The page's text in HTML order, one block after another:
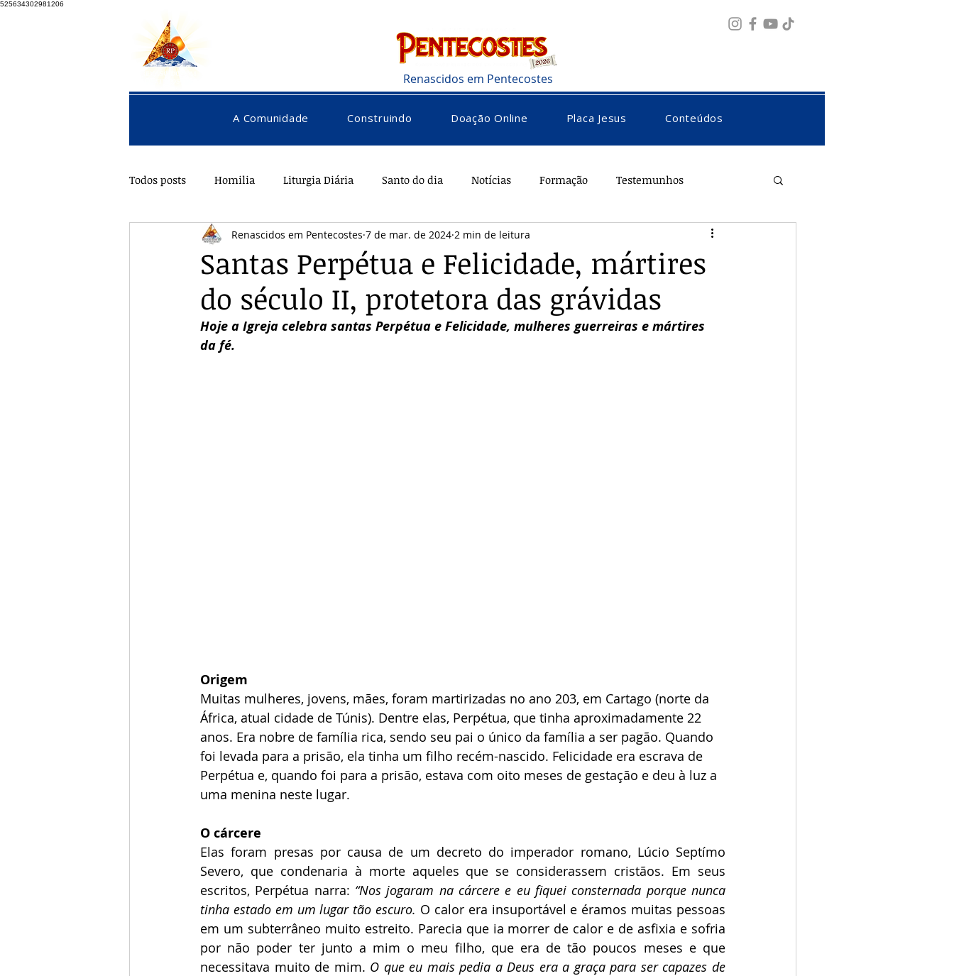
525634302981206
Renascidos em Pentecostes
A Comunidade Construindo Doação Online Placa Jesus Conteúdos
Todos posts Homilia Liturgia Diária Santo do dia Notícias Formação Testemunhos
Pentecostes Galeria Orações Saúde Diversos Vocacional
Santas Perpétua e Felicidade, mártires
do século II, protetora das grávidas
Renascidos em Pentecostes 7 de mar. de 2024 2 min de leitura
Hoje a Igreja celebra santas Perpétua e Felicidade, mulheres guerreiras e mártires
da fé.
Origem
Muitas mulheres, jovens, mães, foram martirizadas no ano 203, em Cartago (norte da
África, atual cidade de Túnis). Dentre elas, Perpétua, que tinha aproximadamente 22
anos. Era nobre de família rica, sendo seu pai o único da família a ser pagão. Quando
foi levada para a prisão, ela tinha um filho recém-nascido. Felicidade era escrava de
Perpétua e, quando foi para a prisão, estava com oito meses de gestação e deu à luz a
uma menina neste lugar.
O cárcere
Elas foram presas por causa de um decreto do imperador romano, Lúcio Septímo
Severo, que condenaria à morte aqueles que se considerassem cristãos. Em seus
escritos, Perpétua narra: “Nos jogaram na cárcere e eu fiquei consternada porque nunca
tinha estado em um lugar tão escuro. O calor era insuportável e éramos muitas pessoas
em um subterrâneo muito estreito. Parecia que ia morrer de calor e de asfixia e sofria
por não poder ter junto a mim o meu filho, que era de tão poucos meses e que
necessitava muito de mim. O que eu mais pedia a Deus era a graça para ser capazes de